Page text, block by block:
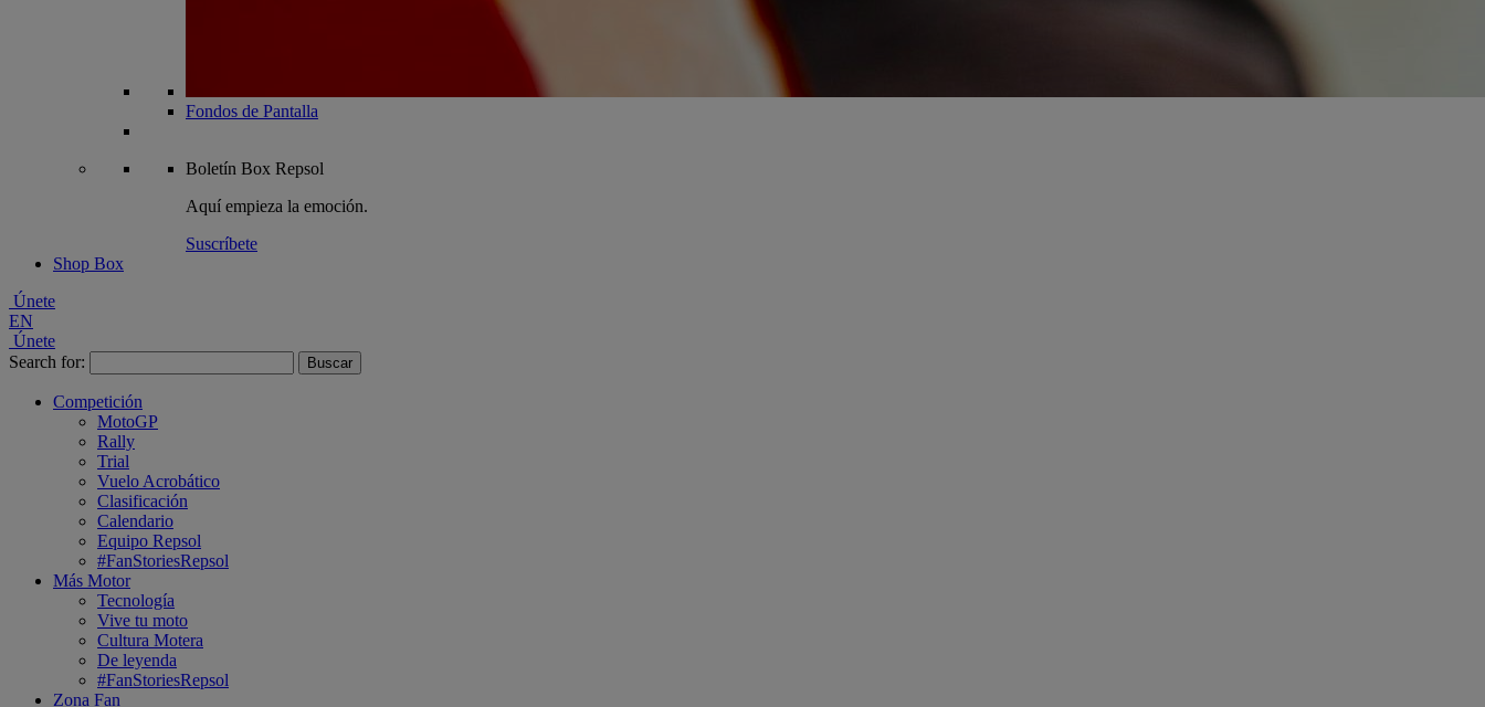
Fondos de Pantalla
Boletín Box Repsol
Aquí empieza la emoción.
Suscríbete
Shop Box
Únete
EN
Únete
Search for:
Competición
MotoGP
Rally
Trial
Vuelo Acrobático
Clasificación
Calendario
Equipo Repsol
#FanStoriesRepsol
Más Motor
Tecnología
Vive tu moto
Cultura Motera
De leyenda
#FanStoriesRepsol
Zona Fan